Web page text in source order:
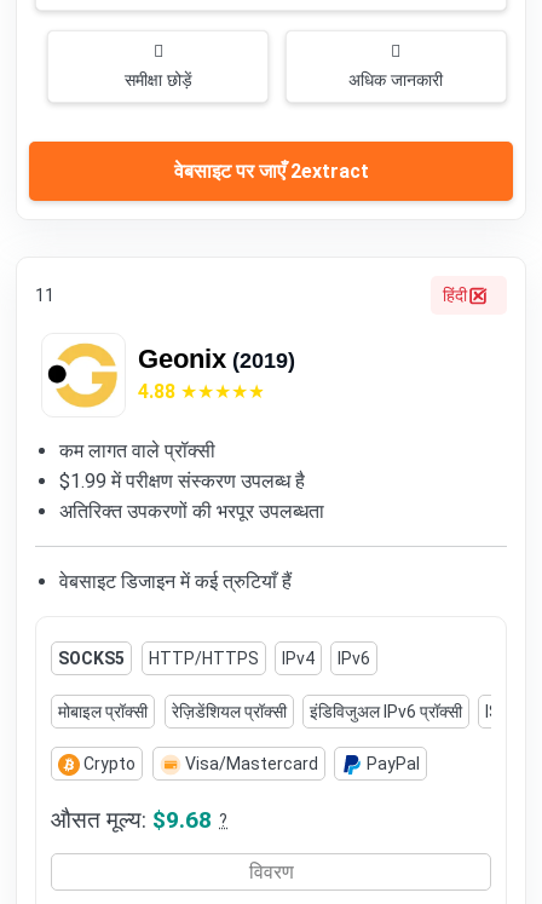
समीक्षा छोड़ें अधिक जानकारी
वेबसाइट पर जाएँ 2extract
11 हिंदी
Geonix (2019)
4.88
कम लागत वाले प्रॉक्सी
$1.99 में परीक्षण संस्करण उपलब्ध है
अतिरिक्त उपकरणों की भरपूर उपलब्धता
वेबसाइट डिजाइन में कई त्रुटियाँ हैं
SOCKS5 HTTP/HTTPS IPv4 IPv6
मोबाइल प्रॉक्सी रेज़िडेंशियल प्रॉक्सी इंडिविजुअल IPv6 प्रॉक्सी ISP
Crypto Visa/Mastercard PayPal
औसत मूल्य: $9.68 ?
विवरण